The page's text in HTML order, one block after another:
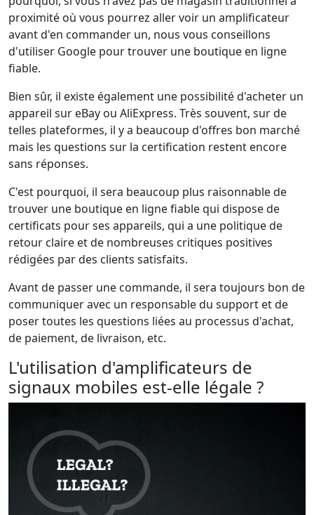
proximité où vous pourrez aller voir un amplificateur
avant d'en commander un, nous vous conseillons
d'utiliser Google pour trouver une boutique en ligne
fiable.
Bien sûr, il existe également une possibilité d'acheter un
appareil sur eBay ou AliExpress. Très souvent, sur de
telles plateformes, il y a beaucoup d'offres bon marché
mais les questions sur la certification restent encore
sans réponses.
C'est pourquoi, il sera beaucoup plus raisonnable de
trouver une boutique en ligne fiable qui dispose de
certificats pour ses appareils, qui a une politique de
retour claire et de nombreuses critiques positives
rédigées par des clients satisfaits.
Avant de passer une commande, il sera toujours bon de
communiquer avec un responsable du support et de
poser toutes les questions liées au processus d'achat,
de paiement, de livraison, etc.
L'utilisation d'amplificateurs de
signaux mobiles est-elle légale ?